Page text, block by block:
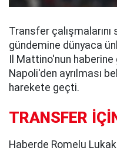
Transfer çalışmalarını
gündemine dünyaca
Il Mattino'nun
Napoli'den ayrılması
harekete geçti.
TRANSFER
Haberde Romelu